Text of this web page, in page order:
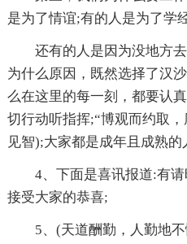
是为了情谊;有的人是为了学
还有的人是因为没地方
为什么原因，既然选择了汉
么在这里的每一刻，都要认
切行动听指挥;“博观而约取
见智);大家都是成年且成熟的
4、下面是喜讯报道:有
接受大家的恭喜;
5、(天道酬勤，人勤地